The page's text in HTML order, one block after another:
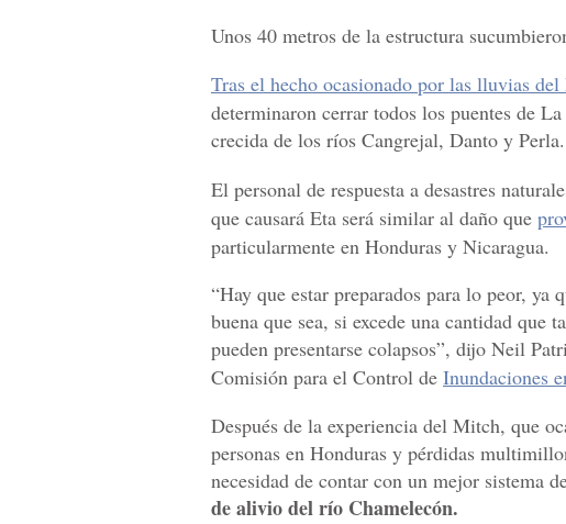
Unos 40 metros de la estructura
Tras el hecho ocasionado por las lluvias del
determinaron cerrar todos los puentes de
crecida de los ríos Cangrejal, Danto y Perla.
El personal de respuesta a desastres
que causará Eta será similar al daño que
particularmente en Honduras y Nicaragua.
“Hay que estar preparados para lo peor,
buena que sea, si excede una cantidad que
pueden presentarse colapsos”, dijo Neil
Comisión para el Control de Inundaciones
Después de la experiencia del Mitch, que
personas en Honduras y pérdidas
necesidad de contar con un mejor sistema
de alivio del río Chamelecón.